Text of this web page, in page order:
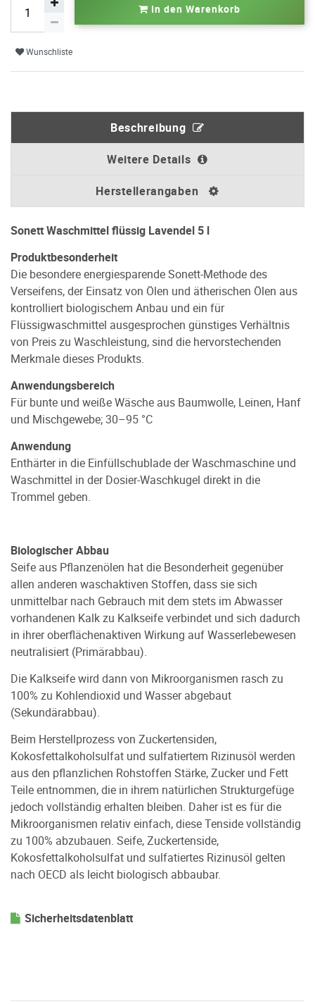
In den Warenkorb
Wunschliste
Beschreibung
Weitere Details
Herstellerangaben
Sonett Waschmittel flüssig Lavendel 5 l
Produktbesonderheit
Die besondere energiesparende Sonett-Methode des
Verseifens, der Einsatz von Ölen und ätherischen Ölen aus
kontrolliert biologischem Anbau und ein für
Flüssigwaschmittel ausgesprochen günstiges Verhältnis
von Preis zu Waschleistung, sind die hervorstechenden
Merkmale dieses Produkts.
Anwendungsbereich
Für bunte und weiße Wäsche aus Baumwolle, Leinen, Hanf
und Mischgewebe; 30–95 °C
Anwendung
Enthärter in die Einfüllschublade der Waschmaschine und
Waschmittel in der Dosier-Waschkugel direkt in die
Trommel geben.
Biologischer Abbau
Seife aus Pflanzenölen hat die Besonderheit gegenüber
allen anderen waschaktiven Stoffen, dass sie sich
unmittelbar nach Gebrauch mit dem stets im Abwasser
vorhandenen Kalk zu Kalkseife verbindet und sich dadurch
in ihrer oberﬂächenaktiven Wirkung auf Wasserlebewesen
neutralisiert (Primärabbau).
Die Kalkseife wird dann von Mikroorganismen rasch zu
100% zu Kohlendioxid und Wasser abgebaut
(Sekundärabbau).
Beim Herstellprozess von Zuckertensiden,
Kokosfettalkoholsulfat und sulfatiertem Rizinusöl werden
aus den pflanzlichen Rohstoffen Stärke, Zucker und Fett
Teile entnommen, die in ihrem natürlichen Strukturgefüge
jedoch vollständig erhalten bleiben. Daher ist es für die
Mikroorganismen relativ einfach, diese Tenside vollständig
zu 100% abzubauen. Seife, Zuckertenside,
Kokosfettalkoholsulfat und sulfatiertes Rizinusöl gelten
nach OECD als leicht biologisch abbaubar.
Sicherheitsdatenblatt